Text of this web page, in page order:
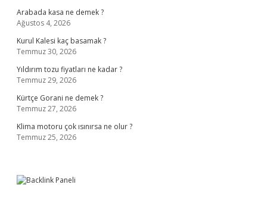
Arabada kasa ne demek ?
Ağustos 4, 2026
Kurul Kalesi kaç basamak ?
Temmuz 30, 2026
Yıldırım tozu fiyatları ne kadar ?
Temmuz 29, 2026
Kürtçe Gorani ne demek ?
Temmuz 27, 2026
Klima motoru çok ısınırsa ne olur ?
Temmuz 25, 2026